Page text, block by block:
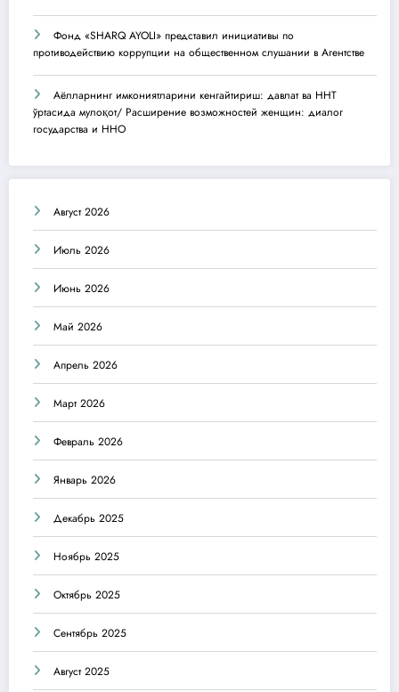
Фонд «SHARQ AYOLI» представил инициативы по
противодействию коррупции на общественном слушании в Агентстве
Аёлларнинг имкониятларини кенгайтириш: давлат ва ННТ
ўртасида мулоқот/ Расширение возможностей женщин: диалог
государства и ННО
Август 2026
Июль 2026
Июнь 2026
Май 2026
Апрель 2026
Март 2026
Февраль 2026
Январь 2026
Декабрь 2025
Ноябрь 2025
Октябрь 2025
Сентябрь 2025
Август 2025